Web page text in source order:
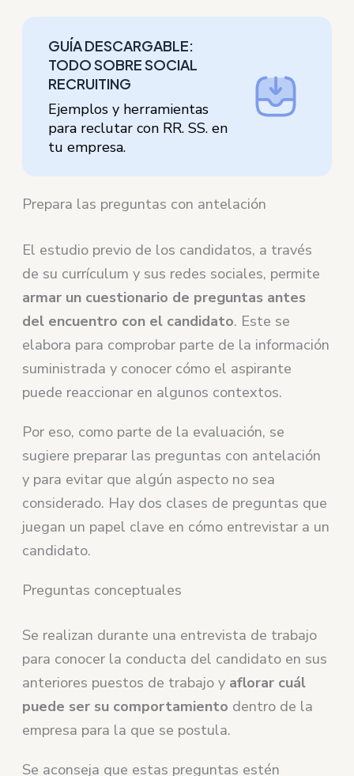
GUÍA DESCARGABLE:
TODO SOBRE SOCIAL
RECRUITING
Ejemplos y herramientas
para reclutar con RR. SS. en
tu empresa.
Prepara las preguntas con antelación
El estudio previo de los candidatos, a través
de su currículum y sus redes sociales, permite
armar un cuestionario de preguntas antes
del encuentro con el candidato. Este se
elabora para comprobar parte de la información
suministrada y conocer cómo el aspirante
puede reaccionar en algunos contextos.
Por eso, como parte de la evaluación, se
sugiere preparar las preguntas con antelación
y para evitar que algún aspecto no sea
considerado. Hay dos clases de preguntas que
juegan un papel clave en cómo entrevistar a un
candidato.
Preguntas conceptuales
Se realizan durante una entrevista de trabajo
para conocer la conducta del candidato en sus
anteriores puestos de trabajo y aflorar cuál
puede ser su comportamiento dentro de la
empresa para la que se postula.
Se aconseja que estas preguntas estén